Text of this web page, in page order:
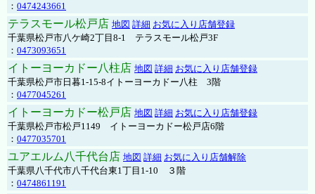
： 0474243661
テラスモール松戸店 地図 詳細 お気に入り店舗登録
千葉県松戸市八ケ崎2丁目8-1 テラスモール松戸3F
： 0473093651
イトーヨーカドー八柱店 地図 詳細 お気に入り店舗登録
千葉県松戸市日暮1-15-8イトーヨーカドー八柱 3階
： 0477045261
イトーヨーカドー松戸店 地図 詳細 お気に入り店舗登録
千葉県松戸市松戸1149 イトーヨーカドー松戸店6階
： 0477035701
ユアエルム八千代台店 地図 詳細 お気に入り店舗解除
千葉県八千代市八千代台東1丁目1-10 ３階
： 0474861191